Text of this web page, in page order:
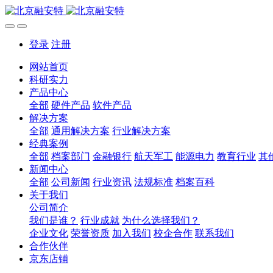
登录 注册
网站首页
科研实力
产品中心
全部 硬件产品 软件产品
解决方案
全部 通用解决方案 行业解决方案
经典案例
全部 档案部门 金融银行 航天军工 能源电力 教育行业 其
新闻中心
全部 公司新闻 行业资讯 法规标准 档案百科
关于我们
公司简介
我们是谁？ 行业成就 为什么选择我们？
企业文化 荣誉资质 加入我们 校企合作 联系我们
合作伙伴
京东店铺